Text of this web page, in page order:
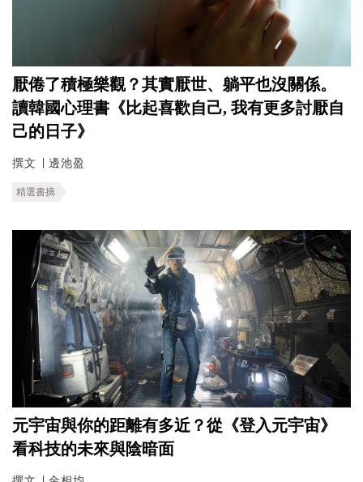
厭倦了積極樂觀？其實厭世、躺平也沒關係。
讀韓國心理書《比起喜歡自己, 我有更多討厭自
己的日子》
撰文 ∣ 邊池盈
精選書摘
元宇宙與你的距離有多近？從《登入元宇宙》
看科技的未來與陰暗面